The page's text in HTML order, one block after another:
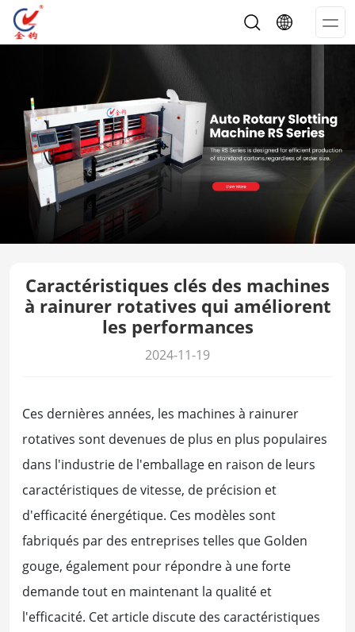
Caractéristiques clés des machines
à rainurer rotatives qui améliorent
les performances
2024-11-19
Ces dernières années, les machines à rainurer
rotatives sont devenues de plus en plus populaires
dans l'industrie de l'emballage en raison de leurs
caractéristiques de vitesse, de précision et
d'efficacité énergétique. Ces modèles sont
fabriqués par des entreprises telles que Golden
gouge, également pour répondre à une forte
demande tout en maintenant la qualité et
l'efficacité. Cet article discute des caractéristiques